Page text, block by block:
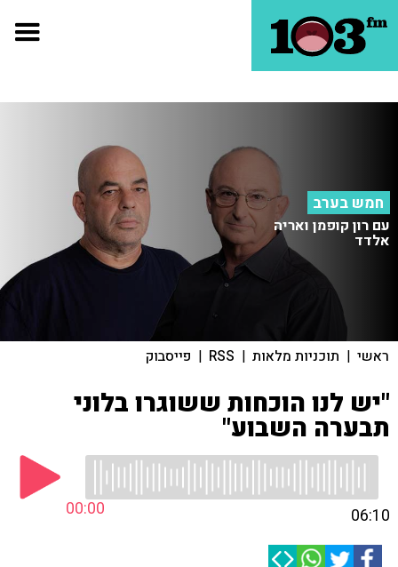
חמש בערב
עם רון קופמן ואריה
אלדד
ראשי | תוכניות מלאות |
RSS
| פייסבוק
"יש לנו הוכחות ששוגרו בלוני
תבערה השבוע"
00:00 06:10